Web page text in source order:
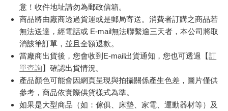
意！收件地址請勿為郵政信箱。
商品將由廠商透過貨運或是郵局寄送。消費者訂購之商品若
無法送達，經電話或 E-mail無法聯繫逾三天者，本公司將取
消該筆訂單，並且全額退款。
當廠商出貨後，您會收到E-mail出貨通知，您也可透過【訂
單查詢】確認出貨情況。
產品顏色可能會因網頁呈現與拍攝關係產生色差，圖片僅供
參考，商品依實際供貨樣式為準。
如果是大型商品（如：傢俱、床墊、家電、運動器材等）及